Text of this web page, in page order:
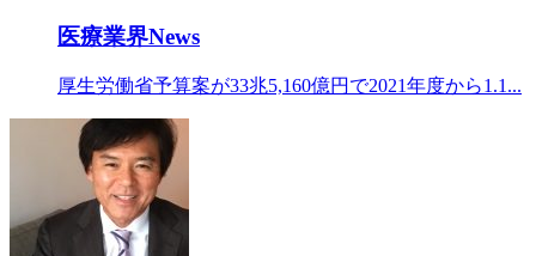
医療業界News
厚生労働省予算案が33兆5,160億円で2021年度から1.1...